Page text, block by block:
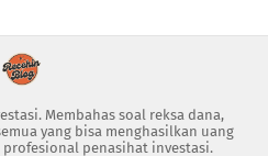
Membahas soal reksa dana,
yang bisa menghasilkan uang
penasihat investasi.